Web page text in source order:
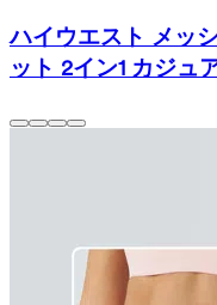
ハイウエスト メッ
ット 2イン1 カジュ